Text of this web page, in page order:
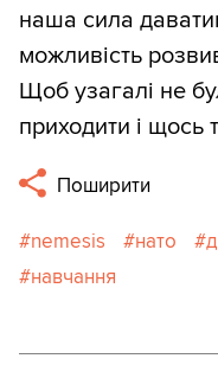
наша сила
можливість
Щоб узагалі не
приходити і щось
Поширити
nemesis нато
навчання